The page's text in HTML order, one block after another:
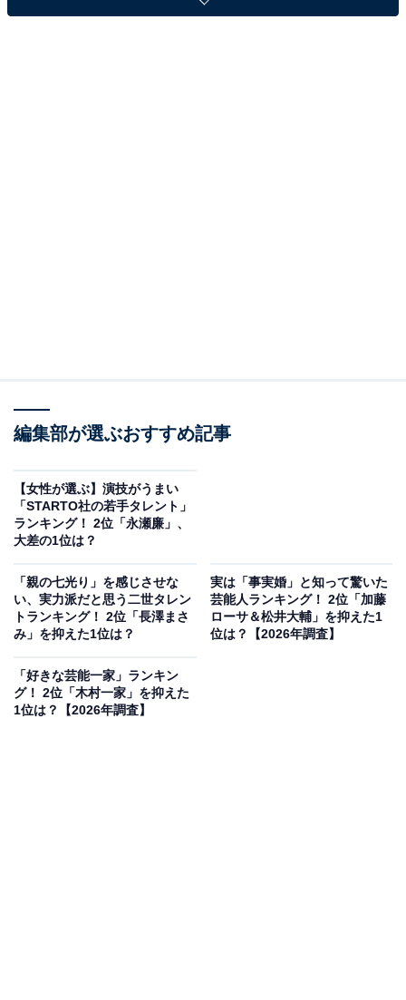
調査対象：全国20〜60代の女性291人
View this post on Instagram
編集部が選ぶおすすめ記事
【女性が選ぶ】演技がうまい
「STARTO社の若手タレント」
ランキング！ 2位「永瀬廉」、
大差の1位は？
「親の七光り」を感じさせな
い、実力派だと思う二世タレン
トランキング！ 2位「長澤まさ
み」を抑えた1位は？
実は「事実婚」と知って驚いた
芸能人ランキング！ 2位「加藤
ローサ＆松井大輔」を抑えた1
位は？【2026年調査】
「好きな芸能一家」ランキン
グ！ 2位「木村一家」を抑えた
1位は？【2026年調査】